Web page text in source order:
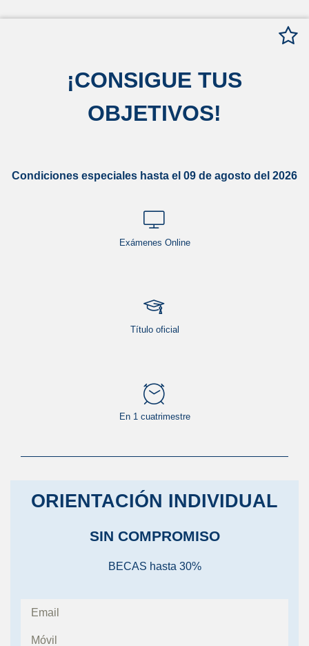
¡CONSIGUE TUS
OBJETIVOS!
Condiciones especiales hasta el 09 de agosto del 2026
Exámenes Online
Título oficial
En 1 cuatrimestre
ORIENTACIÓN INDIVIDUAL
SIN COMPROMISO
BECAS hasta 30%